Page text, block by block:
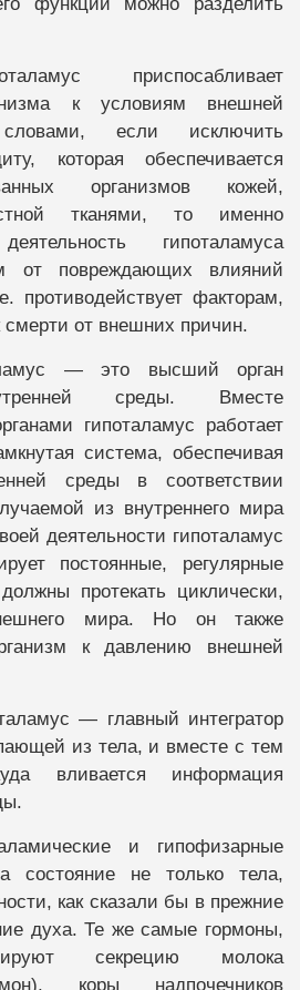
приспосабливает
к условиям внешней
если исключить
которая обеспечивается
организмов кожей,
тканями, то именно
гипоталамуса
от повреждающих влияний
противодействует факторам,
от внешних причин.
— это высший орган
среды. Вместе
гипоталамус работает
система, обеспечивая
среды в соответствии
из внутреннего мира
деятельности гипоталамус
постоянные, регулярные
протекать циклически,
мира. Но он также
к давлению внешней
— главный интегратор
из тела, и вместе с тем
вливается информация
и гипофизарные
состояние не только тела,
как сказали бы в прежние
духа. Те же самые гормоны,
секрецию молока
коры надпочечников